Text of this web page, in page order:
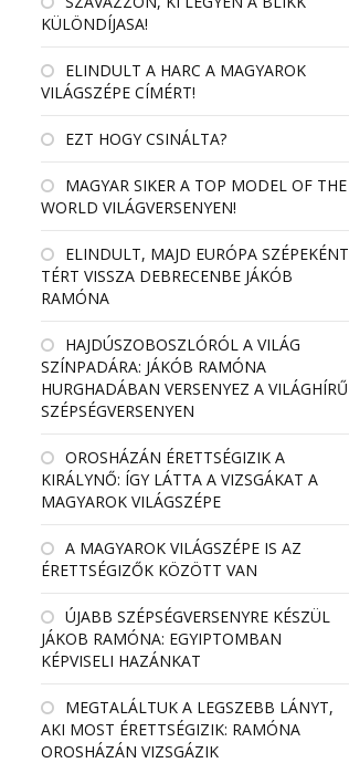
KÜLÖNDÍJASA!
ELINDULT A HARC A MAGYAROK
VILÁGSZÉPE CÍMÉRT!
EZT HOGY CSINÁLTA?
MAGYAR SIKER A TOP MODEL OF THE
WORLD VILÁGVERSENYEN!
ELINDULT, MAJD EURÓPA SZÉPEKÉNT
TÉRT VISSZA DEBRECENBE JÁKÓB
RAMÓNA
HAJDÚSZOBOSZLÓRÓL A VILÁG
SZÍNPADÁRA: JÁKÓB RAMÓNA
HURGHADÁBAN VERSENYEZ A VILÁGHÍRŰ
SZÉPSÉGVERSENYEN
OROSHÁZÁN ÉRETTSÉGIZIK A
KIRÁLYNŐ: ÍGY LÁTTA A VIZSGÁKAT A
MAGYAROK VILÁGSZÉPE
A MAGYAROK VILÁGSZÉPE IS AZ
ÉRETTSÉGIZŐK KÖZÖTT VAN
ÚJABB SZÉPSÉGVERSENYRE KÉSZÜL
JÁKOB RAMÓNA: EGYIPTOMBAN
KÉPVISELI HAZÁNKAT
MEGTALÁLTUK A LEGSZEBB LÁNYT,
AKI MOST ÉRETTSÉGIZIK: RAMÓNA
OROSHÁZÁN VIZSGÁZIK